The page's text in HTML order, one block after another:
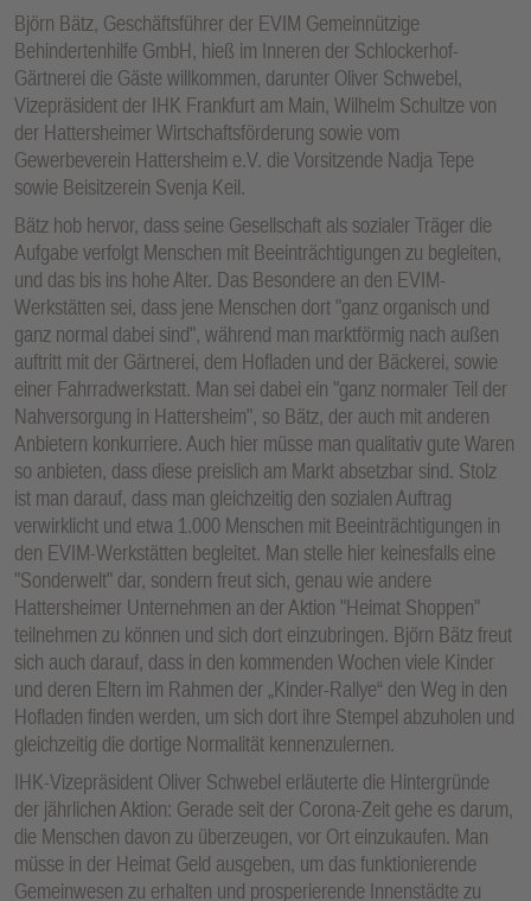
Björn Bätz, Geschäftsführer der EVIM Gemeinnützige
Behindertenhilfe GmbH, hieß im Inneren der Schlockerhof-
Gärtnerei die Gäste willkommen, darunter Oliver Schwebel,
Vizepräsident der IHK Frankfurt am Main, Wilhelm Schultze von
der Hattersheimer Wirtschaftsförderung sowie vom
Gewerbeverein Hattersheim e.V. die Vorsitzende Nadja Tepe
sowie Beisitzerein Svenja Keil.
Bätz hob hervor, dass seine Gesellschaft als sozialer Träger die
Aufgabe verfolgt Menschen mit Beeinträchtigungen zu begleiten,
und das bis ins hohe Alter. Das Besondere an den EVIM-
Werkstätten sei, dass jene Menschen dort "ganz organisch und
ganz normal dabei sind", während man marktförmig nach außen
auftritt mit der Gärtnerei, dem Hofladen und der Bäckerei, sowie
einer Fahrradwerkstatt. Man sei dabei ein "ganz normaler Teil der
Nahversorgung in Hattersheim", so Bätz, der auch mit anderen
Anbietern konkurriere. Auch hier müsse man qualitativ gute Waren
so anbieten, dass diese preislich am Markt absetzbar sind. Stolz
ist man darauf, dass man gleichzeitig den sozialen Auftrag
verwirklicht und etwa 1.000 Menschen mit Beeinträchtigungen in
den EVIM-Werkstätten begleitet. Man stelle hier keinesfalls eine
"Sonderwelt" dar, sondern freut sich, genau wie andere
Hattersheimer Unternehmen an der Aktion "Heimat Shoppen"
teilnehmen zu können und sich dort einzubringen. Björn Bätz freut
sich auch darauf, dass in den kommenden Wochen viele Kinder
und deren Eltern im Rahmen der „Kinder-Rallye“ den Weg in den
Hofladen finden werden, um sich dort ihre Stempel abzuholen und
gleichzeitig die dortige Normalität kennenzulernen.
IHK-Vizepräsident Oliver Schwebel erläuterte die Hintergründe
der jährlichen Aktion: Gerade seit der Corona-Zeit gehe es darum,
die Menschen davon zu überzeugen, vor Ort einzukaufen. Man
müsse in der Heimat Geld ausgeben, um das funktionierende
Gemeinwesen zu erhalten und prosperierende Innenstädte zu